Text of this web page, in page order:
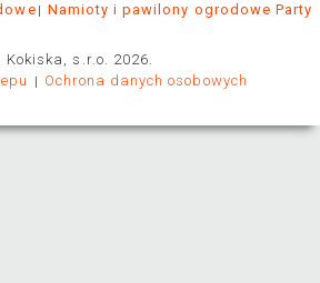
Namioty i pawilony ogrodowe Party
Kokiska, s.r.o. 2026.
Ochrona danych osobowych